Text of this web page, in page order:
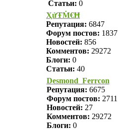
Статьи: 0
ҲửŦṀ€Ħ
Репутация: 6847
Форум постов: 1837
Новостей: 856
Комментов: 29272
Блоги: 0
Статьи: 40
Desmond_Ferrcon
Репутация: 6675
Форум постов: 2711
Новостей: 27
Комментов: 29272
Блоги: 0